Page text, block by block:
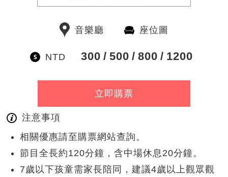
音樂廳 座位圖
NTD 300 500 800 1200
立即購票
注意事項
相關優惠請至購票網站查詢。
節目全長約120分鐘，含中場休息20分鐘。
7歲以下孩童需家長陪同，建議4歲以上觀眾觀